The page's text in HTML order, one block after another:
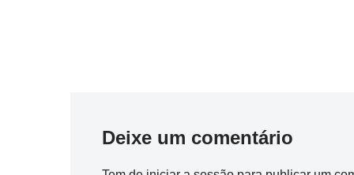
Deixe um comentário